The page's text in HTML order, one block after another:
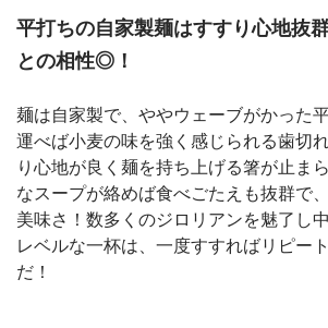
平打ちの自家製麺はすすり心地抜
との相性◎！
麺は自家製で、ややウェーブがかった
運べば小麦の味を強く感じられる歯切
り心地が良く麺を持ち上げる箸が止ま
なスープが絡めば食べごたえも抜群で
美味さ！数多くのジロリアンを魅了し
レベルな一杯は、一度すすればリピー
だ！